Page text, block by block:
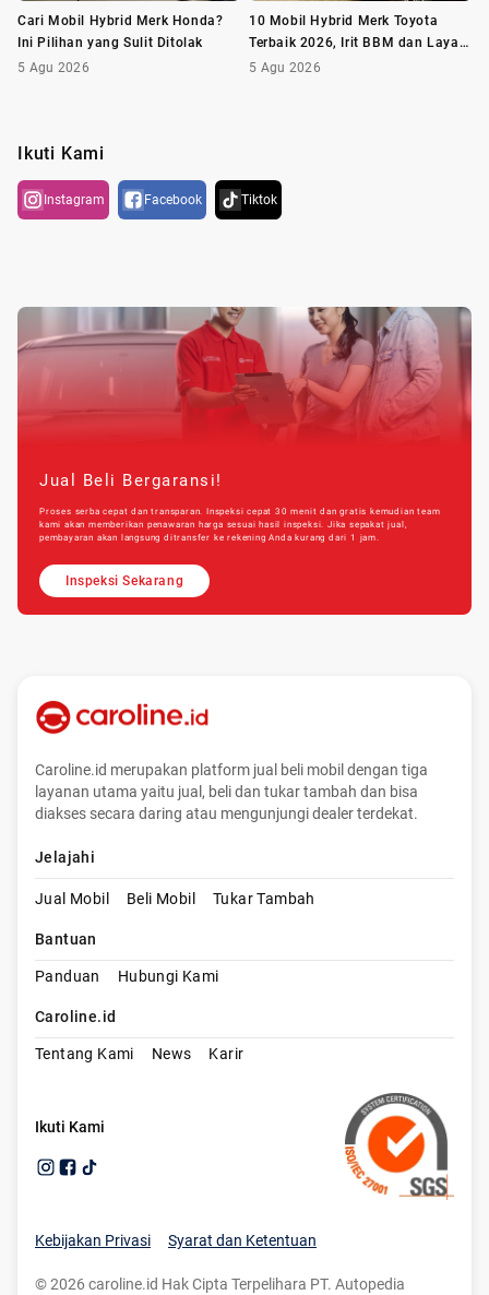
Cari Mobil Hybrid Merk Honda?
Ini Pilihan yang Sulit Ditolak
5 Agu 2026
10 Mobil Hybrid Merk Toyota
Terbaik 2026, Irit BBM dan Layak
Dibeli
5 Agu 2026
Ikuti Kami
Instagram Facebook Tiktok
Jual Beli Bergaransi!
Proses serba cepat dan transparan. Inspeksi cepat 30 menit dan gratis kemudian team
kami akan memberikan penawaran harga sesuai hasil inspeksi. Jika sepakat jual,
pembayaran akan langsung ditransfer ke rekening Anda kurang dari 1 jam.
Inspeksi Sekarang
Caroline.id merupakan platform jual beli mobil dengan tiga
layanan utama yaitu jual, beli dan tukar tambah dan bisa
diakses secara daring atau mengunjungi dealer terdekat.
Jelajahi
Jual Mobil Beli Mobil Tukar Tambah
Bantuan
Panduan Hubungi Kami
Caroline.id
Tentang Kami News Karir
Ikuti Kami
Kebijakan Privasi Syarat dan Ketentuan
©2026 caroline.id Hak Cipta Terpelihara PT. Autopedia